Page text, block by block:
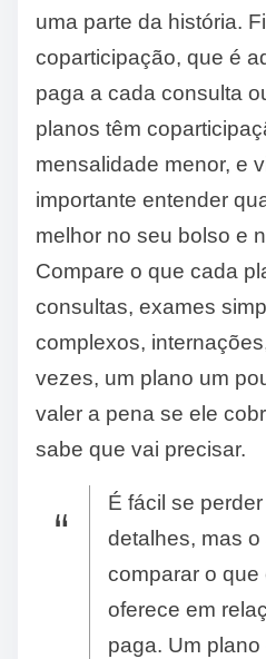
uma parte da história.
coparticipação, que é
paga a cada consulta
planos têm
mensalidade menor, e
importante entender
melhor no seu bolso e
Compare o que cada
consultas, exames
complexos,
vezes, um plano um
valer a pena se ele
sabe que vai precisar.
É fácil se
detalhes, mas
comparar o que
oferece em
paga. Um